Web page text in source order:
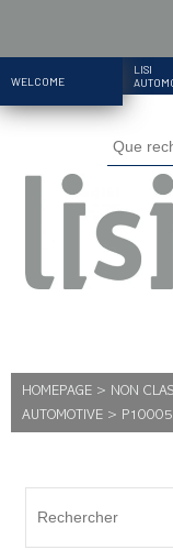
WELCOME
LISI
HOMEPAGE > NON
AUTOMOTIVE >